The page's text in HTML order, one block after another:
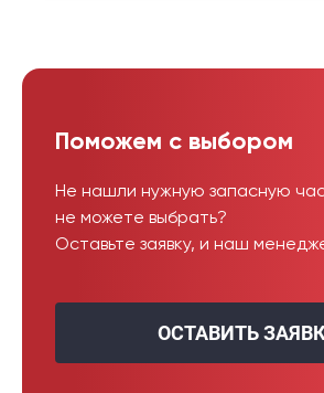
Поможем с выбором
Не нашли нужную запасную
не можете выбрать?
Оставьте заявку, и наш
ОСТАВИТЬ